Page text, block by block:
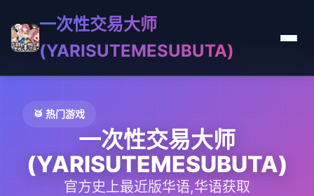
一次性交易大师
(YARISUTEMESUBUTA)
🥁 热门游戏
一次性交易大师
(YARISUTEMESUBUTA)
官方史上最近版华语,华语获取